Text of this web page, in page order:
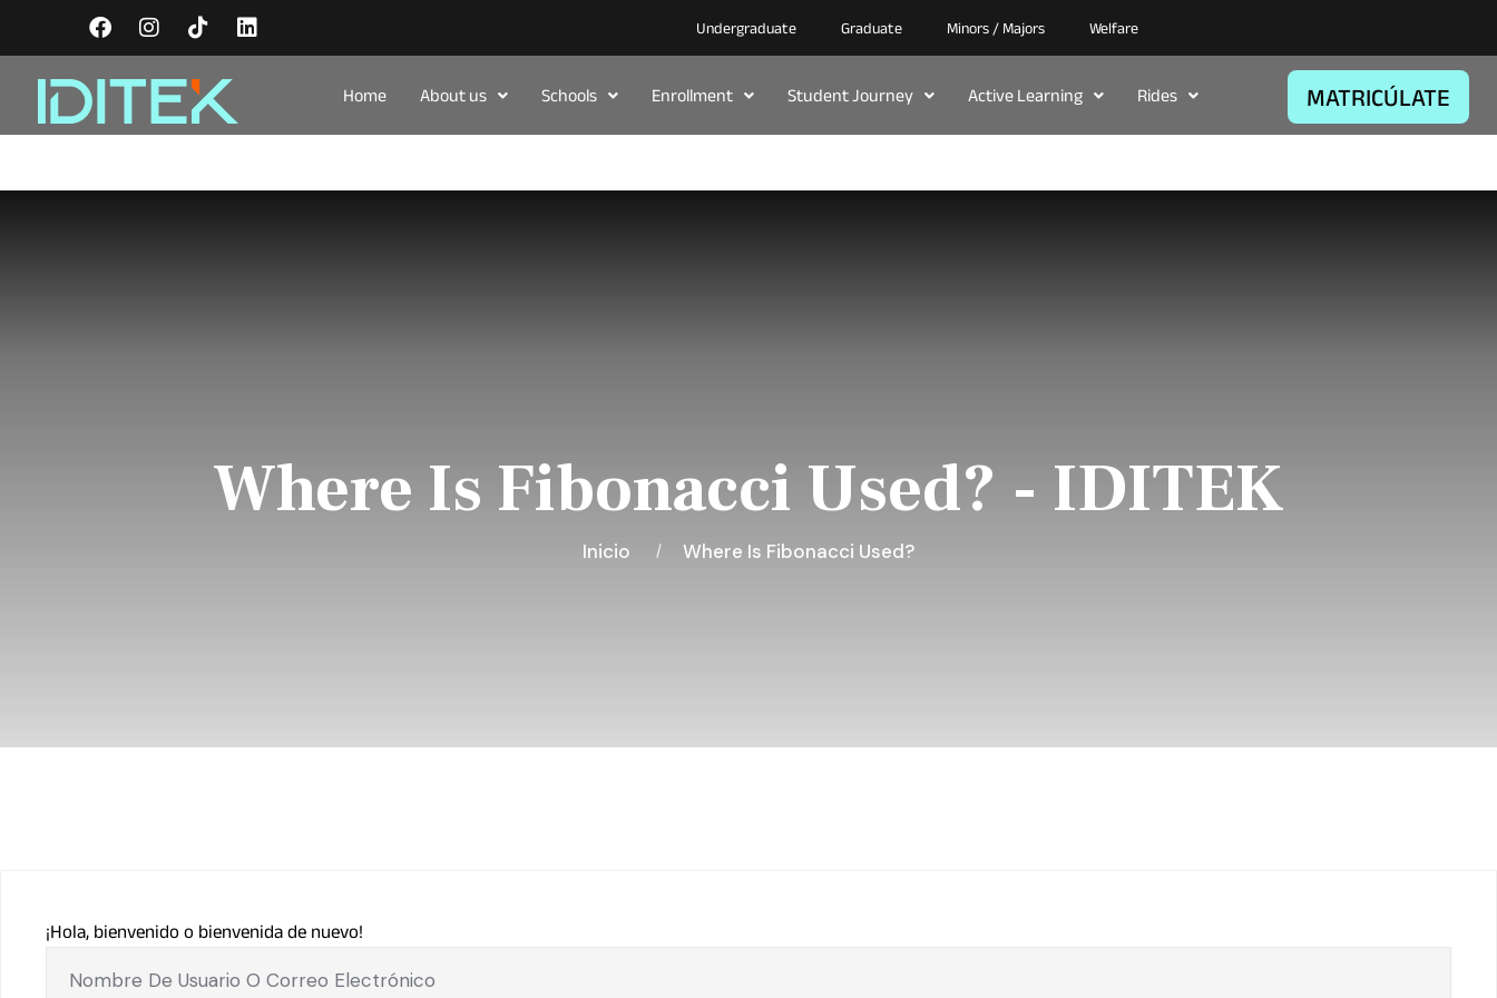
Undergraduate Graduate Minors / Majors Welfare
Home About us Schools Enrollment Student Journey Active Learning Rides MATRICÚLATE
Where Is Fibonacci Used? - IDITEK
Inicio Where Is Fibonacci Used?
¡Hola, bienvenido o bienvenida de nuevo!